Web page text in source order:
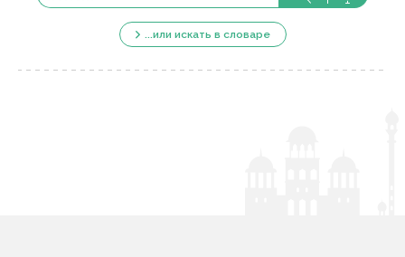
...или искать в словаре